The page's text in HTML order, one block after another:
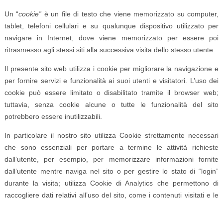
Un “cookie” è un file di testo che viene memorizzato su computer,
tablet, telefoni cellulari e su qualunque dispositivo utilizzato per
navigare in Internet, dove viene memorizzato per essere poi
ritrasmesso agli stessi siti alla successiva visita dello stesso utente.
Il presente sito web utilizza i cookie per migliorare la navigazione e
per fornire servizi e funzionalità ai suoi utenti e visitatori. L’uso dei
cookie può essere limitato o disabilitato tramite il browser web;
tuttavia, senza cookie alcune o tutte le funzionalità del sito
potrebbero essere inutilizzabili.
In particolare il nostro sito utilizza Cookie strettamente necessari
che sono essenziali per portare a termine le attività richieste
dall’utente, per esempio, per memorizzare informazioni fornite
dall’utente mentre naviga nel sito o per gestire lo stato di “login”
durante la visita; utilizza Cookie di Analytics che permettono di
raccogliere dati relativi all’uso del sito, come i contenuti visitati e le